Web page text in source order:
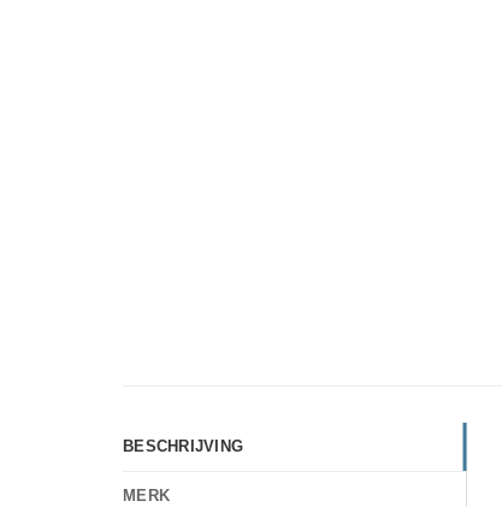
BESCHRIJVING
MERK